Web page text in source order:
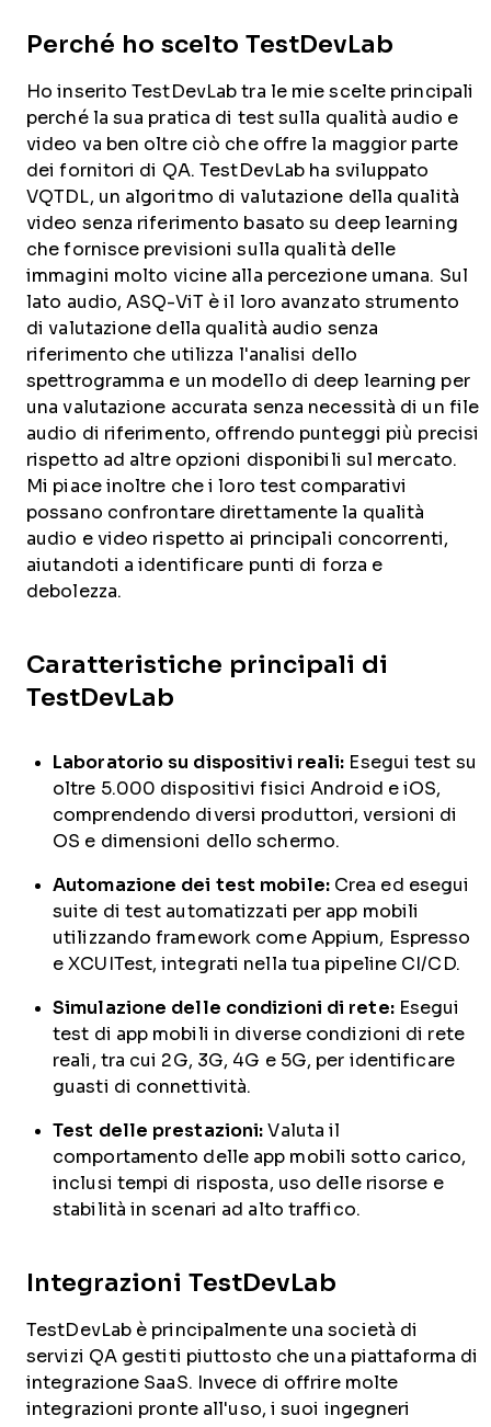
Perché ho scelto TestDevLab
Ho inserito TestDevLab tra le mie scelte principali
perché la sua pratica di test sulla qualità audio e
video va ben oltre ciò che offre la maggior parte
dei fornitori di QA. TestDevLab ha sviluppato
VQTDL, un algoritmo di valutazione della qualità
video senza riferimento basato su deep learning
che fornisce previsioni sulla qualità delle
immagini molto vicine alla percezione umana. Sul
lato audio, ASQ-ViT è il loro avanzato strumento
di valutazione della qualità audio senza
riferimento che utilizza l'analisi dello
spettrogramma e un modello di deep learning per
una valutazione accurata senza necessità di un file
audio di riferimento, offrendo punteggi più precisi
rispetto ad altre opzioni disponibili sul mercato.
Mi piace inoltre che i loro test comparativi
possano confrontare direttamente la qualità
audio e video rispetto ai principali concorrenti,
aiutandoti a identificare punti di forza e
debolezza.
Caratteristiche principali di
TestDevLab
Laboratorio su dispositivi reali: Esegui test su
oltre 5.000 dispositivi fisici Android e iOS,
comprendendo diversi produttori, versioni di
OS e dimensioni dello schermo.
Automazione dei test mobile:Crea ed esegui
suite di test automatizzati per app mobili
utilizzando framework come Appium, Espresso
e XCUITest, integrati nella tua pipeline CI/CD.
Simulazione delle condizioni di rete:Esegui
test di app mobili in diverse condizioni di rete
reali, tra cui 2G, 3G, 4G e 5G, per identificare
guasti di connettività.
Test delle prestazioni: Valuta il
comportamento delle app mobili sotto carico,
inclusi tempi di risposta, uso delle risorse e
stabilità in scenari ad alto traffico.
Integrazioni TestDevLab
TestDevLab è principalmente una società di
servizi QA gestiti piuttosto che una piattaforma di
integrazione SaaS. Invece di offrire molte
integrazioni pronte all'uso, i suoi ingegneri